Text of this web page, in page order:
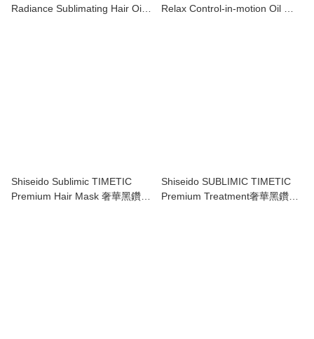
Radiance Sublimating Hair Oil
Relax Control-in-motion Oil 卡
Shiseido Sublimic TIMETIC
Premium Hair Mask 奢華黑鑽深
Shiseido SUBLIMIC TIMETIC
Premium Treatment奢華黑鑽深